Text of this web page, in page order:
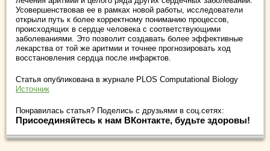
Усовершенствовав ее в рамках новой работы, исследователи
открыли путь к более корректному пониманию процессов,
происходящих в сердце человека с соответствующими
заболеваниями. Это позволит создавать более эффективные
лекарства от той же аритмии и точнее прогнозировать ход
восстановления сердца после инфарктов.
Статья опубликована в журнале PLOS Computational Biology
Источник
Понравилась статья? Поделись с друзьями в соц.сетях:
Присоединяйтесь к нам ВКонтакте, будьте здоровы!